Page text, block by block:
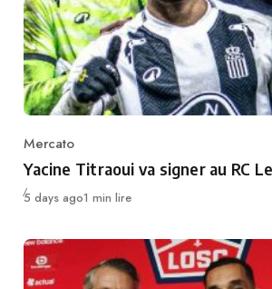
Category
Mercato
Yacine Titraoui va signer au RC
Publié
5 days ago1 min lire